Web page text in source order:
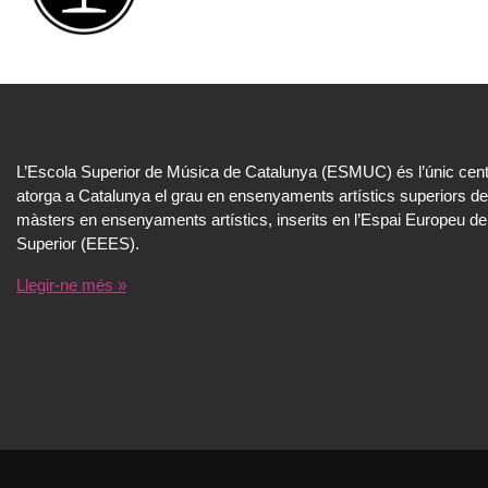
L’Escola Superior de Música de Catalunya (ESMUC) és l’únic
atorga a Catalunya el grau en ensenyaments artístics superiors
màsters en ensenyaments artístics, inserits en l’Espai Europeu de
Superior (EEES).
Llegir-ne més »